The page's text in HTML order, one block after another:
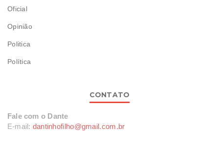
Oficial
Opinião
Politica
Política
CONTATO
Fale com o Dante
E-mail: dantinhofilho@gmail.com.br